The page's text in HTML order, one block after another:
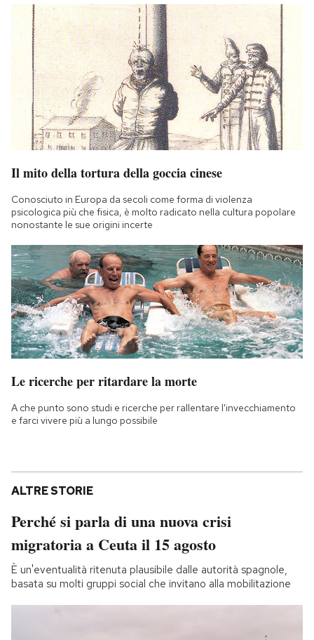
Il mito della tortura della goccia cinese
Conosciuto in Europa da secoli come forma di violenza
psicologica più che fisica, è molto radicato nella cultura popolare
nonostante le sue origini incerte
Le ricerche per ritardare la morte
A che punto sono studi e ricerche per rallentare l'invecchiamento
e farci vivere più a lungo possibile
ALTRE STORIE
Perché si parla di una nuova crisi
migratoria a Ceuta il 15 agosto
È un'eventualità ritenuta plausibile dalle autorità spagnole,
basata su molti gruppi social che invitano alla mobilitazione